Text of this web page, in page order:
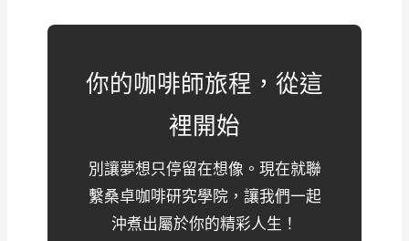
你的咖啡師旅程，從這
裡開始
別讓夢想只停留在想像。現在就聯
繫桑卓咖啡研究學院，讓我們一起
沖煮出屬於你的精彩人生！